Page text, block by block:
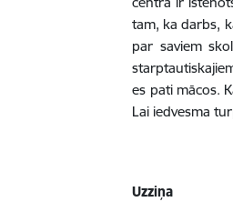
tam, ka darbs,
par saviem
es pati mācos.
Lai iedvesma
Uzziņa